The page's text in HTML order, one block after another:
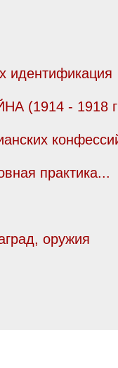
идентификация
(1914 - 1918
практика...
оружия